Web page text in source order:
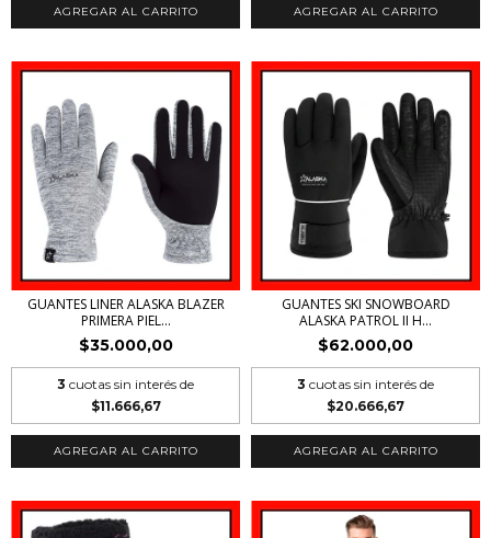
AGREGAR AL CARRITO AGREGAR AL CARRITO
GUANTES LINER ALASKA BLAZER
PRIMERA PIEL...
$35.000,00
3 cuotas sin interés de
$11.666,67
AGREGAR AL CARRITO
GUANTES SKI SNOWBOARD
ALASKA PATROL II H...
$62.000,00
3 cuotas sin interés de
$20.666,67
AGREGAR AL CARRITO